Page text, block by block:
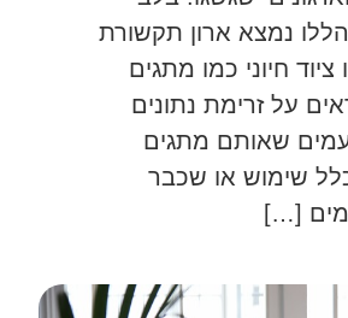
נמצא ארון תקשורת
ציוד חיוני כמו מתגים
על זרימת נתונים
שאותם מתגים
שימוש או שכבר
[…]